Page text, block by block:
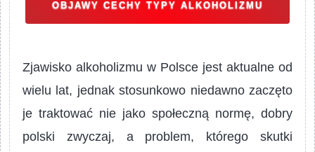
OBJAWY CECHY TYPY ALKOHOLIZMU
Zjawisko alkoholizmu w Polsce jest aktualne od
wielu lat, jednak stosunkowo niedawno zaczęto
je traktować nie jako społeczną normę, dobry
polski zwyczaj, a problem, którego skutki